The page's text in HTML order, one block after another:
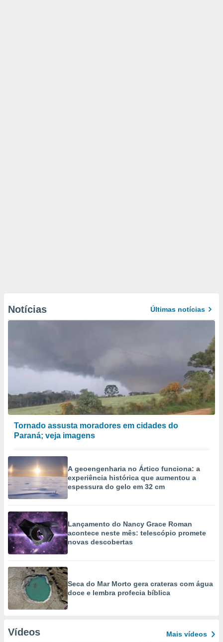
Notícias Últimas notícias
Tornado assusta moradores em cidades do
Paraná; veja imagens
A geoengenharia no Ártico funciona: a
experiência histórica que aumentou a
espessura do gelo em 32 cm
Lançamento do Nancy Grace Roman
acontece neste mês: telescópio promete
novas descobertas
Seca do Mar Morto gera crateras com água
doce e lembra profecia bíblica
Vídeos Mais vídeos